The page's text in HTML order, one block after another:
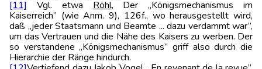
[11] Vgl. etwa Röhl, Der „Königsmechanismus im
Kaiserreich” (wie Anm. 9), 126f., wo herausgestellt wird,
daß „jeder Staatsmann und Beamte ... dazu verdammt war”,
um das Vertrauen und die Nähe des Kaisers zu werben. Der
so verstandene „Königsmechanismus” griff also durch die
Hierarchie der Ränge hindurch.